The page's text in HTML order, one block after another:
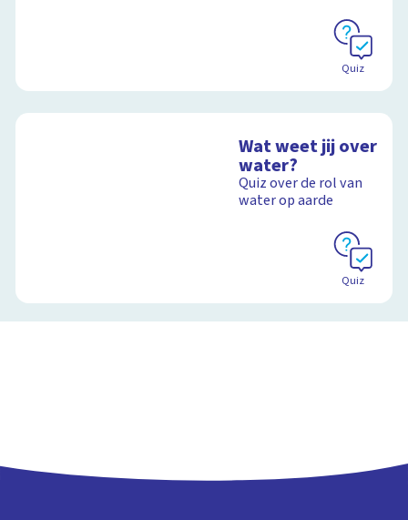
Quiz
Wat weet jij over
water?
Quiz over de rol van
water op aarde
Quiz